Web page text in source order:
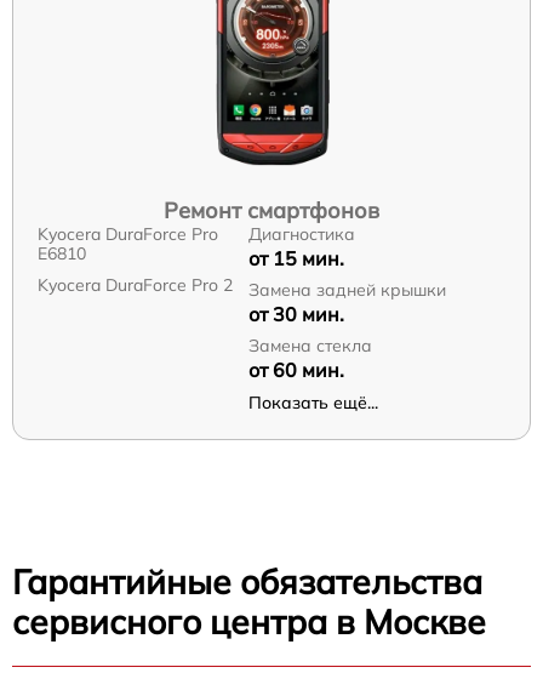
Ремонт смартфонов
Kyocera DuraForce Pro
E6810
Kyocera DuraForce Pro 2
Диагностика
от 15 мин.
Замена задней крышки
от 30 мин.
Замена стекла
от 60 мин.
Показать ещё...
Гарантийные обязательства
сервисного центра в Москве